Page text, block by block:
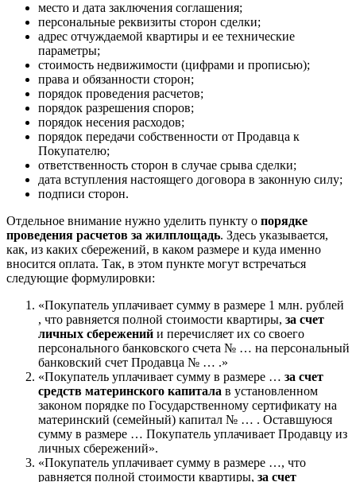
место и дата заключения соглашения;
персональные реквизиты сторон сделки;
адрес отчуждаемой квартиры и ее технические
параметры;
стоимость недвижимости (цифрами и прописью);
права и обязанности сторон;
порядок проведения расчетов;
порядок разрешения споров;
порядок несения расходов;
порядок передачи собственности от Продавца к
Покупателю;
ответственность сторон в случае срыва сделки;
дата вступления настоящего договора в законную силу;
подписи сторон.
Отдельное внимание нужно уделить пункту о порядке
проведения расчетов за жилплощадь. Здесь указывается,
как, из каких сбережений, в каком размере и куда именно
вносится оплата. Так, в этом пункте могут встречаться
следующие формулировки:
«Покупатель уплачивает сумму в размере 1 млн. рублей
, что равняется полной стоимости квартиры, за счет
личных сбережений и перечисляет их со своего
персонального банковского счета № … на персональный
банковский счет Продавца № … .»
«Покупатель уплачивает сумму в размере … за счет
средств материнского капитала в установленном
законом порядке по Государственному сертификату на
материнский (семейный) капитал № … . Оставшуюся
сумму в размере … Покупатель уплачивает Продавцу из
личных сбережений».
«Покупатель уплачивает сумму в размере …, что
равняется полной стоимости квартиры, за счет